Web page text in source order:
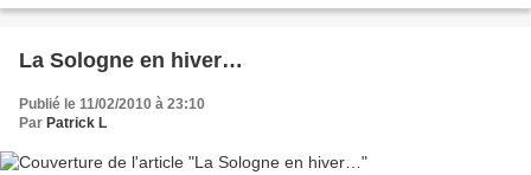
La Sologne en hiver…
Publié le 11/02/2010 à 23:10
Par Patrick L